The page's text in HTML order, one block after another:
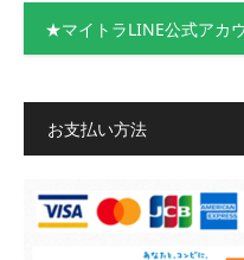
★マイトラLINE公式アカ
お支払い方法